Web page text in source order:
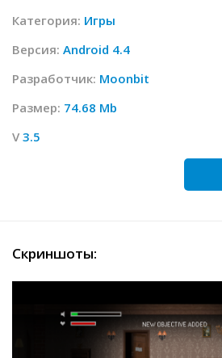
Категория: Игры
Версия: Android 4.4
Разработчик: Moonbit
Размер: 74.68 Mb
V 3.5
Скриншоты: